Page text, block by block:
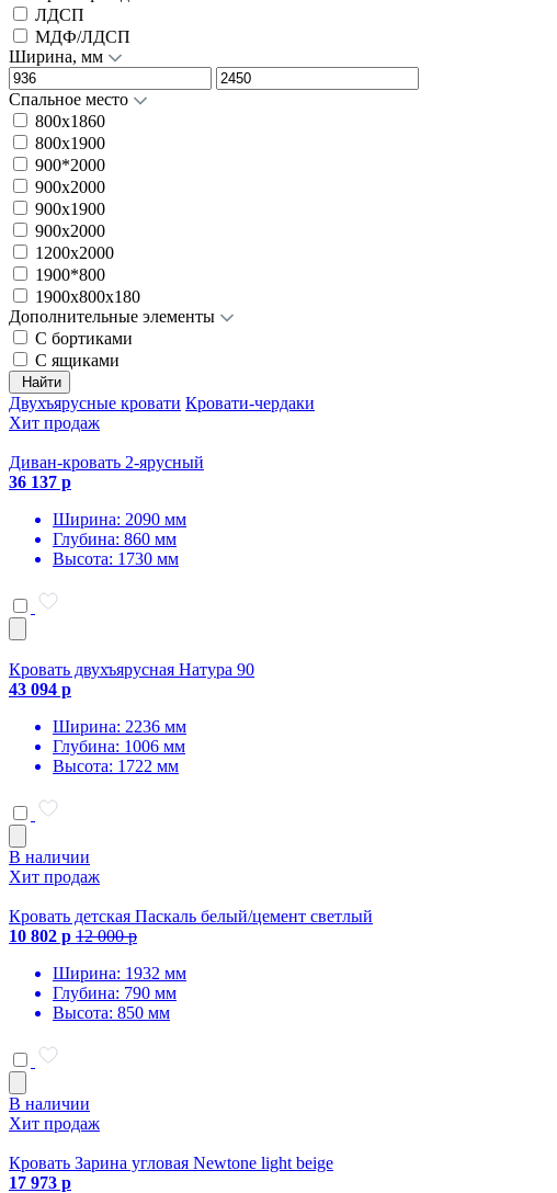
ЛДСП
МДФ/ЛДСП
Ширина, мм
Спальное место
800х1860
800х1900
900*2000
900x2000
900х1900
900х2000
1200х2000
1900*800
1900х800х180
Дополнительные элементы
С бортиками
С ящиками
Найти
Двухъярусные кровати Кровати-чердаки
Хит продаж
Диван-кровать 2-ярусный
36 137 р
Ширина: 2090 мм
Глубина: 860 мм
Высота: 1730 мм
Кровать двухъярусная Натура 90
43 094 р
Ширина: 2236 мм
Глубина: 1006 мм
Высота: 1722 мм
В наличии
Хит продаж
Кровать детская Паскаль белый/цемент светлый
10 802 р 12 000 р
Ширина: 1932 мм
Глубина: 790 мм
Высота: 850 мм
В наличии
Хит продаж
Кровать Зарина угловая Newtone light beige
17 973 р